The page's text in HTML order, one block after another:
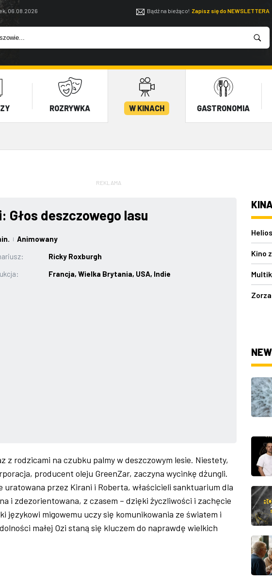
06.08.2026 Bądź na bieżąco! Zapisz się do NEWSLETTERA
ROZRYWKA W KINACH GASTRONOMIA
REKLAMA
Głos deszczowego lasu
|
Animowany
Ricky Roxburgh
Francja, Wielka Brytania, USA, Indie
z rodzicami na czubku palmy w deszczowym lesie. Niestety,
producent oleju GreenZar, zaczyna wycinkę dżungli.
uratowana przez Kirani i Roberta, właścicieli sanktuarium dla
i zdezorientowana, z czasem – dzięki życzliwości i zachęcie
językowi migowemu uczy się komunikowania ze światem i
małej Ozi staną się kluczem do naprawdę wielkich
KINA
Kino
Zorza